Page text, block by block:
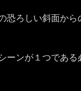
恐ろしい斜面から
ーンが１つである